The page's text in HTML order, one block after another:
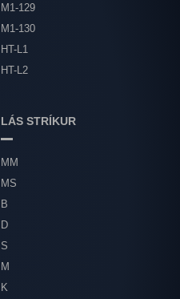
M1-129
M1-130
HT-L1
HT-L2
LÁS STRÍKUR
MM
MS
B
D
S
M
K